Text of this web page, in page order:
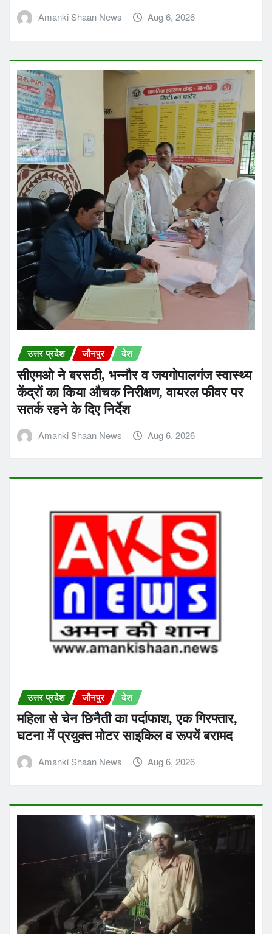
Amanki Shaan News Aug 6, 2026
उत्तर प्रदेश जौनपुर देश
सीएमओ ने बरसठी, भन्नौर व जयगोपालगंज स्वास्थ्य
केंद्रों का किया औचक निरीक्षण, वायरल फीवर पर
सतर्क रहने के दिए निर्देश
Amanki Shaan News Aug 6, 2026
उत्तर प्रदेश जौनपुर देश
महिला से चेन छिनैती का पर्दाफाश, एक गिरफ्तार,
घटना में प्रयुक्त मोटर साइकिल व रूपयें बरामद
Amanki Shaan News Aug 6, 2026